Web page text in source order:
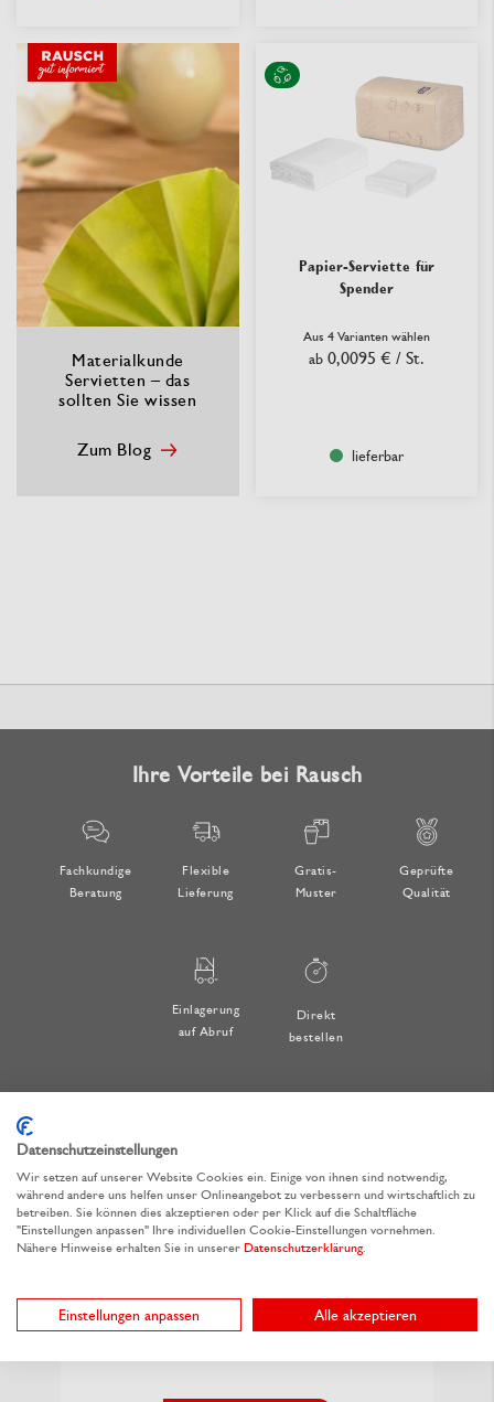
Materialkunde
Servietten – das
sollten Sie wissen
Zum Blog
Papier-Serviette für
Spender
Aus 4 Varianten wählen
ab 0,0095 € / St.
lieferbar
Ihre Vorteile bei Rausch
Fachkundige
Beratung
Flexible
Lieferung
Gratis-
Muster
Geprüfte
Qualität
Einlagerung
auf Abruf
Direkt
bestellen
Benutzerkonto
Vorausgefüllte Adressen
Bestellte Artikel & Muster in der
Datenschutzeinstellungen
Wir setzen auf unserer Website Cookies ein. Einige von ihnen sind notwendig,
während andere uns helfen unser Onlineangebot zu verbessern und wirtschaftlich zu
betreiben. Sie können dies akzeptieren oder per Klick auf die Schaltfläche
"Einstellungen anpassen" Ihre individuellen Cookie-Einstellungen vornehmen.
Nähere Hinweise erhalten Sie in unserer Datenschutzerklärung
Einstellungen anpassen Alle akzeptieren